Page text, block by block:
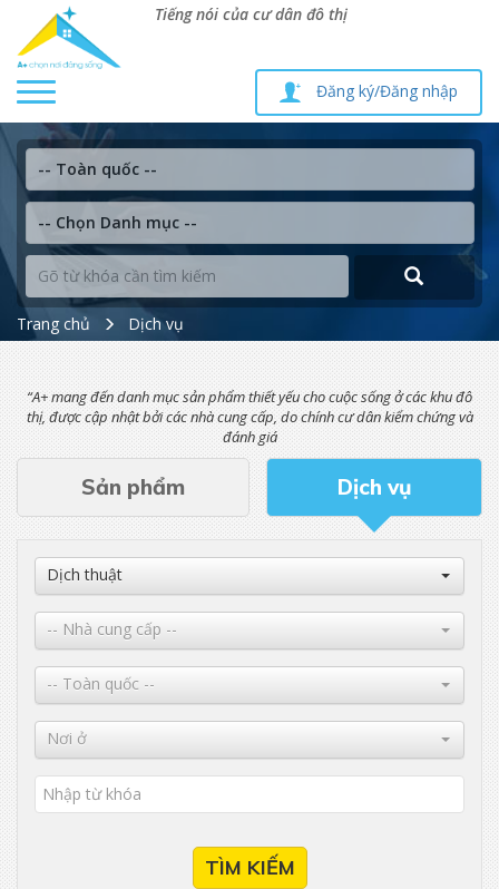
Tiếng nói của cư dân đô thị
Toggle
navigation
Đăng ký/Đăng nhập
Trang chủ Dịch vụ
“A+ mang đến danh mục sản phẩm thiết yếu cho cuộc sống ở các khu đô
thị, được cập nhật bởi các nhà cung cấp, do chính cư dân kiểm chứng và
đánh giá
Sản phẩm Dịch vụ
Dịch thuật
-- Nhà cung cấp --
-- Toàn quốc --
Nơi ở
TÌM KIẾM